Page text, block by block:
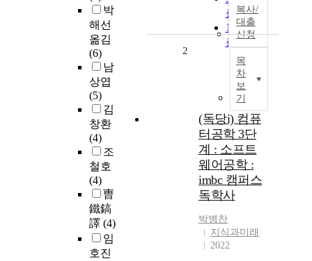
박
해선
옮김
(6)
남
상엽
(5)
김
창환
(4)
조
철호
(4)
曺
鐵鎬
譯 (4)
임
호진
출력
100개씩
출력
복사/
대출
신청
목
차
보
기
2
(독당i) 컴퓨
터공학 3단
계 : 소프트
웨어공학 :
imbc 캠퍼스
독학사
박병찬
지식과미래
2022